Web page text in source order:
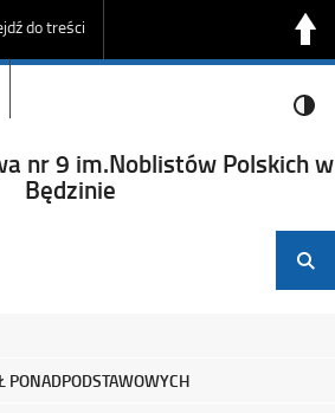
do treści
nr 9 im.Noblistów Polskich w
Będzinie
PONADPODSTAWOWYCH